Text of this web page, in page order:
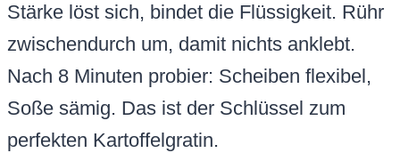
Stärke löst sich, bindet die Flüssigkeit. Rühr
zwischendurch um, damit nichts anklebt.
Nach 8 Minuten probier: Scheiben flexibel,
Soße sämig. Das ist der Schlüssel zum
perfekten Kartoffelgratin.